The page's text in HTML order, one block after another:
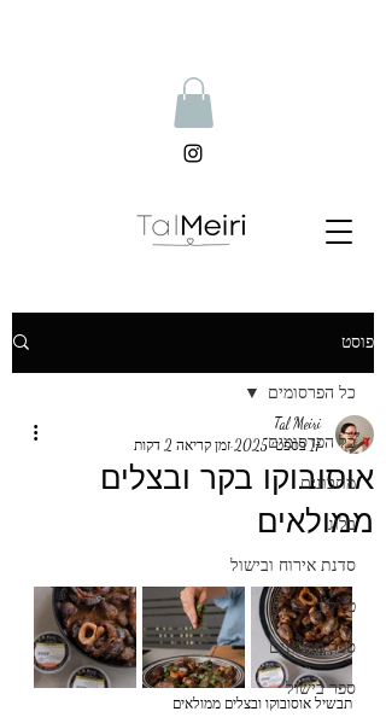
פוסט
כל הפרסומים
מתכונים
בלוג
סדנת אירוח ובישול
טיולים
ספר מתכונים
ספר בישול
כל הפרסומים
אוסובוקו בקר ובצלים
ממולאים
Tal Meiri
17 בספט׳ 2025
זמן קריאה 2 דקות
תבשיל אוסובוקו ובצלים ממולאים